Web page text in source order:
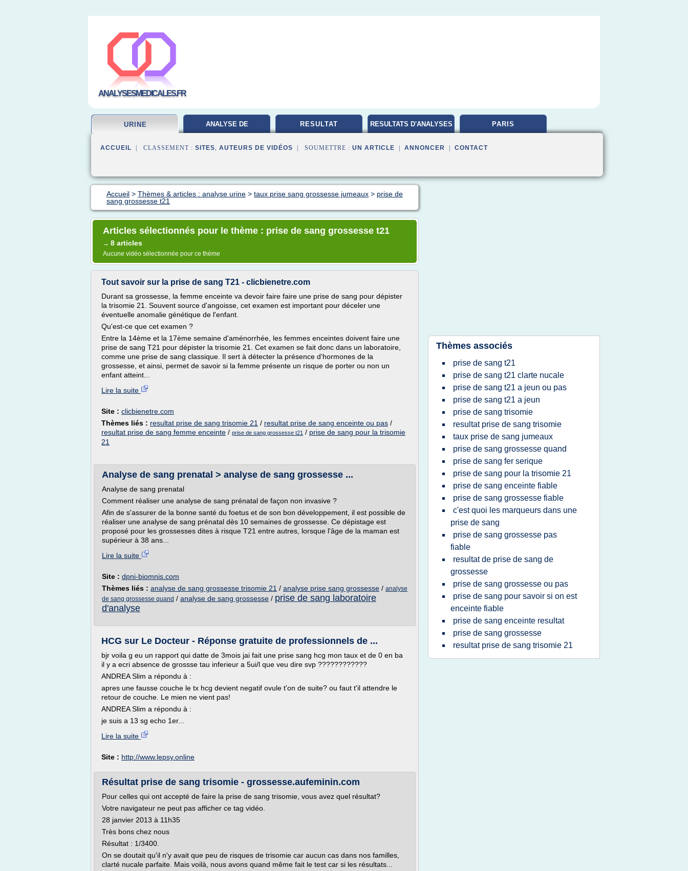
ANALYSESMEDICALES.FR
URINE ANALYSE DE RESULTAT RESULTATS D'ANALYSES PARIS
ACCUEIL | CLASSEMENT : SITES, AUTEURS DE VIDÉOS | SOUMETTRE : UN ARTICLE ANNONCER CONTACT
Accueil > Thèmes & articles : analyse urine > taux prise sang grossesse jumeaux > prise de
sang grossesse t21
Articles sélectionnés pour le thème : prise de sang grossesse t21
→ 8 articles
Aucune vidéo sélectionnée pour ce thème
Tout savoir sur la prise de sang T21 - clicbienetre.com
Durant sa grossesse, la femme enceinte va devoir faire faire une prise de sang pour dépister
la trisomie 21. Souvent source d'angoisse, cet examen est important pour déceler une
éventuelle anomalie génétique de l'enfant.
Qu'est-ce que cet examen ?
Entre la 14ème et la 17ème semaine d'aménorrhée, les femmes enceintes doivent faire une
prise de sang T21 pour dépister la trisomie 21. Cet examen se fait donc dans un laboratoire,
comme une prise de sang classique. Il sert à détecter la présence d'hormones de la
grossesse, et ainsi, permet de savoir si la femme présente un risque de porter ou non un
enfant atteint...
Lire la suite
Site : clicbienetre.com
Thèmes liés : resultat prise de sang trisomie 21 / resultat prise de sang enceinte ou pas /
resultat prise de sang femme enceinte / prise de sang grossesse t21 / prise de sang pour la trisomie
21
Analyse de sang prenatal > analyse de sang grossesse ...
Analyse de sang prenatal
Comment réaliser une analyse de sang prénatal de façon non invasive ?
Afin de s'assurer de la bonne santé du foetus et de son bon développement, il est possible de
réaliser une analyse de sang prénatal dès 10 semaines de grossesse. Ce dépistage est
proposé pour les grossesses dites à risque T21 entre autres, lorsque l'âge de la maman est
supérieur à 38 ans...
Lire la suite
Site : dpni-biomnis.com
Thèmes liés : analyse de sang grossesse trisomie 21 / analyse prise sang grossesse / analyse
de sang grossesse quand / analyse de sang grossesse / prise de sang laboratoire
d'analyse
HCG sur Le Docteur - Réponse gratuite de professionnels de ...
bjr voila g eu un rapport qui datte de 3mois jai fait une prise sang hcg mon taux et de 0 en ba
il y a ecri absence de grossse tau inferieur a 5ui/l que veu dire svp ????????????
ANDREA Slim a répondu à :
apres une fausse couche le tx hcg devient negatif ovule t'on de suite? ou faut t'il attendre le
retour de couche. Le mien ne vient pas!
ANDREA Slim a répondu à :
je suis a 13 sg echo 1er...
Lire la suite
Site : http://www.lepsy.online
Résultat prise de sang trisomie - grossesse.aufeminin.com
Pour celles qui ont accepté de faire la prise de sang trisomie, vous avez quel résultat?
Votre navigateur ne peut pas afficher ce tag vidéo.
28 janvier 2013 à 11h35
Très bons chez nous
Résultat : 1/3400.
On se doutait qu'il n'y avait que peu de risques de trisomie car aucun cas dans nos familles,
clarté nucale parfaite. Mais voilà, nous avons quand même fait le test car si les résultats...
Thèmes associés
prise de sang t21
prise de sang t21 clarte nucale
prise de sang t21 a jeun ou pas
prise de sang t21 a jeun
prise de sang trisomie
resultat prise de sang trisomie
taux prise de sang jumeaux
prise de sang grossesse quand
prise de sang fer serique
prise de sang pour la trisomie 21
prise de sang enceinte fiable
prise de sang grossesse fiable
c'est quoi les marqueurs dans une
prise de sang
prise de sang grossesse pas
fiable
resultat de prise de sang de
grossesse
prise de sang grossesse ou pas
prise de sang pour savoir si on est
enceinte fiable
prise de sang enceinte resultat
prise de sang grossesse
resultat prise de sang trisomie 21